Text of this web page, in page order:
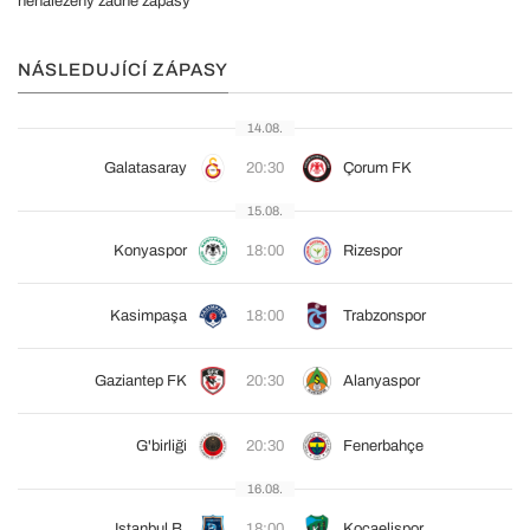
NÁSLEDUJÍCÍ ZÁPASY
14.08.
Galatasaray 20:30 Çorum FK
15.08.
Konyaspor 18:00 Rizespor
Kasimpaşa 18:00 Trabzonspor
Gaziantep FK 20:30 Alanyaspor
G'birliği 20:30 Fenerbahçe
16.08.